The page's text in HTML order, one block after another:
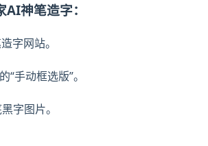
神笔造字：
字网站。
“手动框选版”。
字图片。